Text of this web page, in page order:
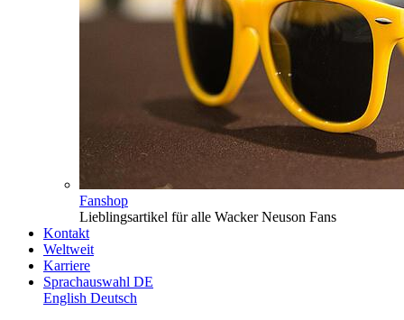
Fanshop
Lieblingsartikel für alle Wacker Neuson Fans
Kontakt
Weltweit
Karriere
Sprachauswahl DE
English Deutsch